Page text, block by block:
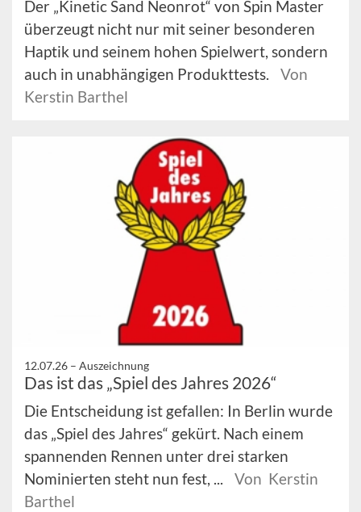
Der „Kinetic Sand Neonrot“ von Spin Master
überzeugt nicht nur mit seiner besonderen
Haptik und seinem hohen Spielwert, sondern
auch in unabhängigen Produkttests.
Von
Kerstin Barthel
12.07.26 – Auszeichnung
Das ist das „Spiel des Jahres 2026“
Die Entscheidung ist gefallen: In Berlin wurde
das „Spiel des Jahres“ gekürt. Nach einem
spannenden Rennen unter drei starken
Nominierten steht nun fest, ...
Von Kerstin
Barthel